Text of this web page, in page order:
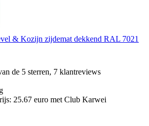
& Kozijn zijdemat dekkend RAL 7021
de 5 sterren, 7 klantreviews
25.67 euro met Club Karwei